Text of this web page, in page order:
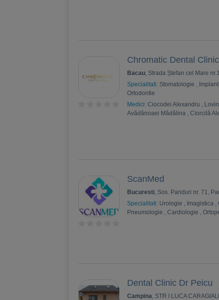
pediatrie,Alexandru Cosmin
specialist pediatrie,
Georgiana
specialist pediatrie, IBCLC
Silviana Adam, Psiholog clinician
Cima, Psiholog clinician, consilier
Chromatic Dental
Bacau, Strada Ștefan cel Mare
Specialitati: Stomatologie ,
Ortodontie
Medici: Ciocodei Alexandru ,
Avădănoaei Mădălina , Ciorcilă
ScanMed
Bucuresti, Sos. Panduri nr. 71,
Specialitati: Urologie , Imagistica ,
Pneumologie , Cardiologie ,
Dental Clinic Dr Peicu
Campina, STR I LUCA